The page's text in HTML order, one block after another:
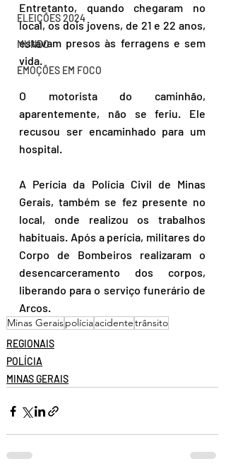
ELEIÇÕES 2024
MUNDO
EMOÇÕES EM FOCO
Entretanto, quando chegaram no
local, os dois jovens, de 21 e 22 anos,
estavam presos às ferragens e sem
vida.
O motorista do caminhão,
aparentemente, não se feriu. Ele
recusou ser encaminhado para um
hospital.
A Perícia da Polícia Civil de Minas
Gerais, também se fez presente no
local, onde realizou os trabalhos
habituais. Após a perícia, militares do
Corpo de Bombeiros realizaram o
desencarceramento dos corpos,
liberando para o serviço funerário de
Arcos.
Minas Geraispolíciaacidentetrânsito
REGIONAIS
POLÍCIA
MINAS GERAIS